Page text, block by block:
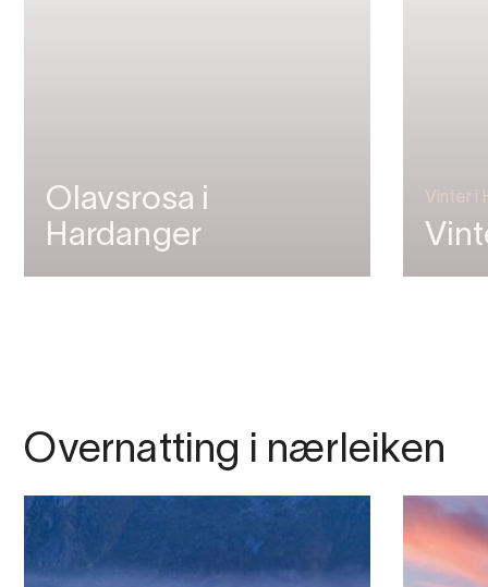
Olavsrosa i
Hardanger
Vinter i
Overnatting i nærleiken